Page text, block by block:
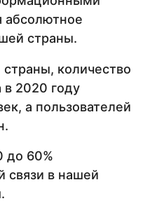
абсолютное
страны.
количество
в 2020 году
а пользователей
до 60%
связи в нашей